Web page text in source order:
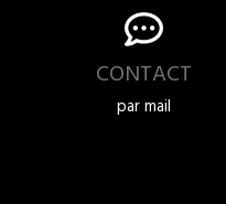
CONTACT
par mail